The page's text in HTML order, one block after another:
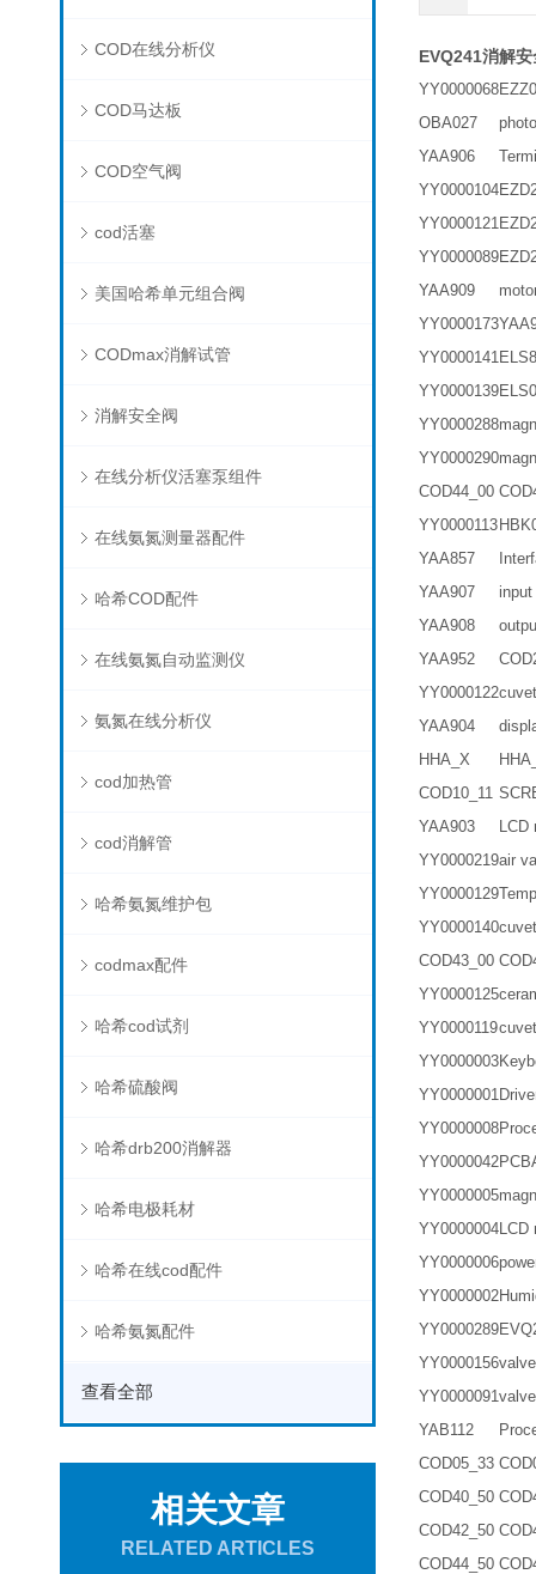
COD在线分析仪
COD马达板
COD空气阀
cod活塞
美国哈希单元组合阀
CODmax消解试管
消解安全阀
在线分析仪活塞泵组件
在线氨氮测量器配件
哈希COD配件
在线氨氮自动监测仪
氨氮在线分析仪
cod加热管
cod消解管
哈希氨氮维护包
codmax配件
哈希cod试剂
哈希硫酸阀
哈希drb200消解器
哈希电极耗材
哈希在线cod配件
哈希氨氮配件
查看全部
相关文章
RELATED ARTICLES
EVQ241消解
YY0000068
OBA027
YAA906
YY0000104
YY0000121
YY0000089
YAA909
YY0000173
YY0000141
YY0000139
YY0000288
YY0000290
COD44_00
YY0000113
YAA857
YAA907
YAA908
YAA952
YY0000122
YAA904
HHA_X
COD10_11
YAA903
LCD
YY0000219air
YY0000129
YY0000140
COD43_00
YY0000125
YY0000119
YY0000003
YY0000001
YY0000008
YY0000042
YY0000005
YY0000004LCD
YY0000006
YY0000002
YY0000289
YY0000156
YY0000091
YAB112
COD05_33
COD40_50
COD42_50
COD44_50